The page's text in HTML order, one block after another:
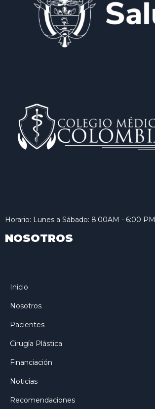
Horario: Lunes a Sábado: 8:00AM - 6:00 PM
NOSOTROS
Inicio
Nosotros
Pacientes
Cirugía Plástica
Financiación
Noticias
Recomendaciones